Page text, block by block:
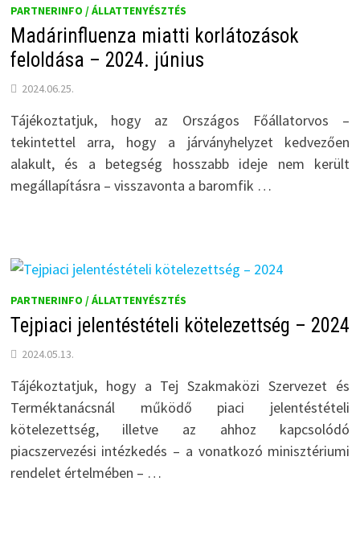
PARTNERINFO / ÁLLATTENYÉSZTÉS
Madárinfluenza miatti korlátozások
feloldása – 2024. június
2024.06.25.
Tájékoztatjuk, hogy az Országos Főállatorvos –
tekintettel arra, hogy a járványhelyzet kedvezően
alakult, és a betegség hosszabb ideje nem került
megállapításra – visszavonta a baromfik …
PARTNERINFO / ÁLLATTENYÉSZTÉS
Tejpiaci jelentéstételi kötelezettség – 2024
2024.05.13.
Tájékoztatjuk, hogy a Tej Szakmaközi Szervezet és
Terméktanácsnál működő piaci jelentéstételi
kötelezettség, illetve az ahhoz kapcsolódó
piacszervezési intézkedés – a vonatkozó minisztériumi
rendelet értelmében – …